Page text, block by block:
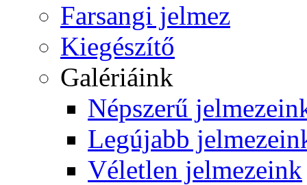
Farsangi jelmez
Kiegészítő
Galériáink
Népszerű
Legújabb
Véletlen jelmezeink